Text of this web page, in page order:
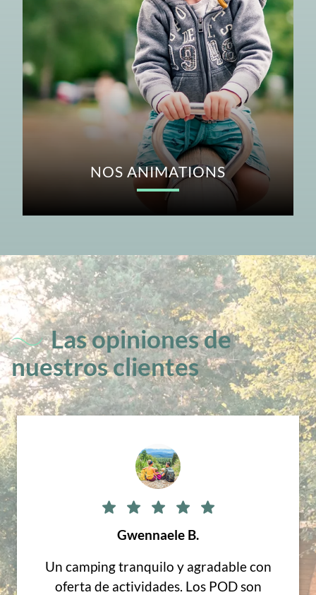
NOS ANIMATIONS
Las opiniones de
nuestros clientes
Gwennaele B.
Un camping tranquilo y agradable con
oferta de actividades. Los POD son